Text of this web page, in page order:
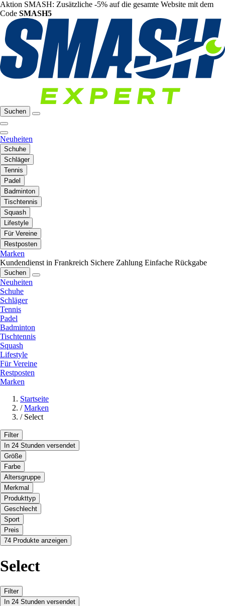
Aktion SMASH: Zusätzliche -5% auf die gesamte Website mit dem
Code SMASH5
Suchen
Neuheiten
Schuhe
Schläger
Tennis
Padel
Badminton
Tischtennis
Squash
Lifestyle
Für Vereine
Restposten
Marken
Kundendienst in Frankreich Sichere Zahlung Einfache Rückgabe
Suchen
Neuheiten
Schuhe
Schläger
Tennis
Padel
Badminton
Tischtennis
Squash
Lifestyle
Für Vereine
Restposten
Marken
Startseite
/ Marken
/ Select
Filter
In 24 Stunden versendet
Größe
Farbe
Altersgruppe
Merkmal
Produkttyp
Geschlecht
Sport
Preis
74 Produkte anzeigen
Select
Filter
In 24 Stunden versendet